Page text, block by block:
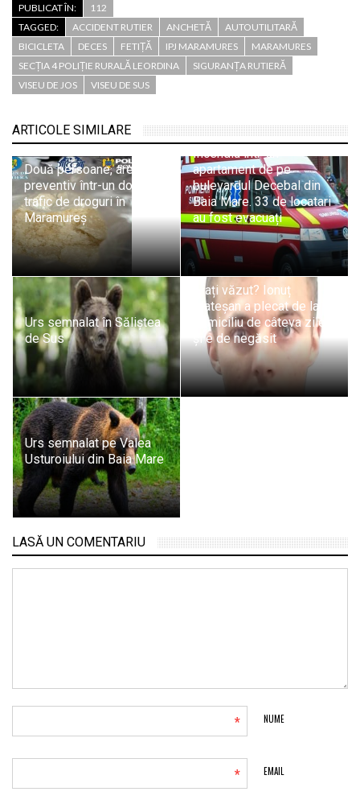
PUBLICAT ÎN:
112
TAGGED:
ACCIDENT RUTIER ANCHETĂ
AUTOUTILITARĂ
BICICLETA
DECES FETIȚĂ IPJ MARAMURES
MARAMURES
SECȚIA 4 POLIȚIE RURALĂ LEORDINA
SIGURANȚA RUTIERĂ
VISEU DE JOS
VISEU DE SUS
ARTICOLE SIMILARE
Două persoane, arestate
preventiv într-un dosar de
trafic de droguri în
Maramureș
Incendiu într-un
apartament de pe
bulevardul Decebal din
Baia Mare. 33 de locatari
au fost evacuați
Urs semnalat în Săliștea
de Sus
L-ați văzut? Ionuț
Mateșan a plecat de la
domiciliu de câteva zile
și e de negăsit
Urs semnalat pe Valea
Usturoiului din Baia Mare
LASĂ UN COMENTARIU
NUME
*
EMAIL
*